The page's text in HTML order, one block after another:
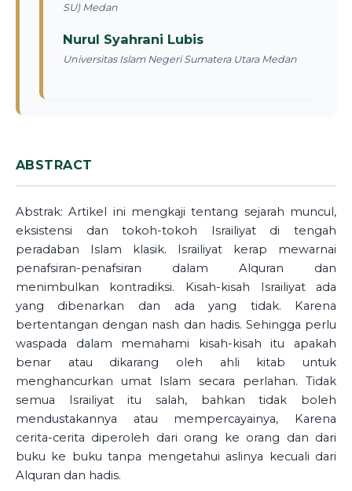
SU) Medan
Nurul Syahrani Lubis
Universitas Islam Negeri Sumatera Utara Medan
ABSTRACT
Abstrak: Artikel ini mengkaji tentang sejarah muncul,
eksistensi dan tokoh-tokoh Israiliyat di tengah
peradaban Islam klasik. Israiliyat kerap mewarnai
penafsiran-penafsiran dalam Alquran dan
menimbulkan kontradiksi. Kisah-kisah Israiliyat ada
yang dibenarkan dan ada yang tidak. Karena
bertentangan dengan nash dan hadis. Sehingga perlu
waspada dalam memahami kisah-kisah itu apakah
benar atau dikarang oleh ahli kitab untuk
menghancurkan umat Islam secara perlahan. Tidak
semua Israiliyat itu salah, bahkan tidak boleh
mendustakannya atau mempercayainya, Karena
cerita-cerita diperoleh dari orang ke orang dan dari
buku ke buku tanpa mengetahui aslinya kecuali dari
Alquran dan hadis.